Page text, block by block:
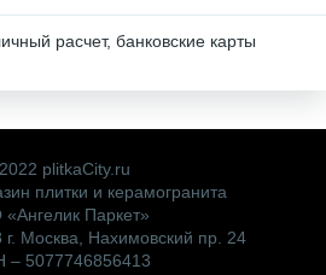
расчет, банковские карты
plitkaCity.ru
плитки и керамогранита
Паркет»
Москва, Нахимовский пр. 24
– 5077746856413